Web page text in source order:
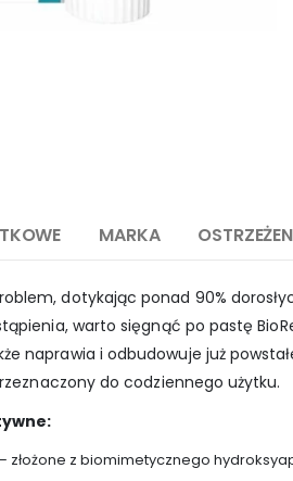
MARKA
dotykając ponad 90%
warto sięgnąć po pastę
naprawia i odbudowuje już
do codziennego użytku.
– złożone z biomimetycznego